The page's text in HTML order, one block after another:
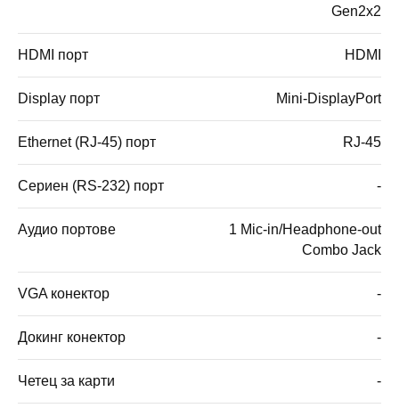
Gen2x2
HDMI порт HDMI
Display порт Mini-DisplayPort
Ethernet (RJ-45) порт RJ-45
Сериен (RS-232) порт -
Аудио портове
1 Mic-in/Headphone-out
Combo Jack
VGA конектор -
Докинг конектор -
Четец за карти -